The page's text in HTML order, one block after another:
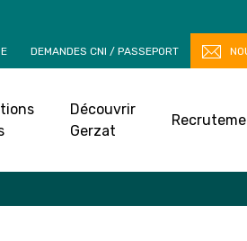
DEMANDES CNI / PASSEPORT
Découvrir
Gerzat